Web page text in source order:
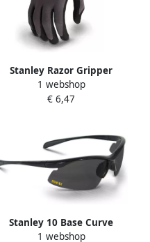
Stanley Razor Gripper
Veiligheids Handschoenen |
SY510L EU
1 webshop
€ 6,47
Stanley 10 Base Curve
Veiligheidsbril | Donker
1 webshop